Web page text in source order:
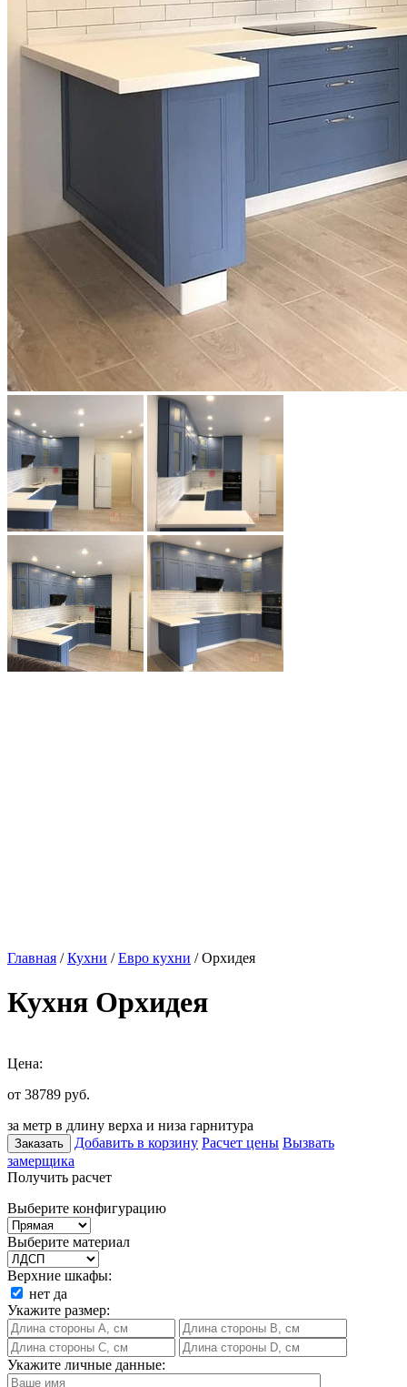
Главная /Кухни /Евро кухни / Орхидея
Кухня Орхидея
Цена:
от 38789 руб.
за метр в длину верха и низа гарнитура
Заказать Добавить в корзину Расчет цены Вызвать
замерщика
Получить расчет
Выберите конфигурацию
Выберите материал
Верхние шкафы:
нет да
Укажите размер:
Укажите личные данные: